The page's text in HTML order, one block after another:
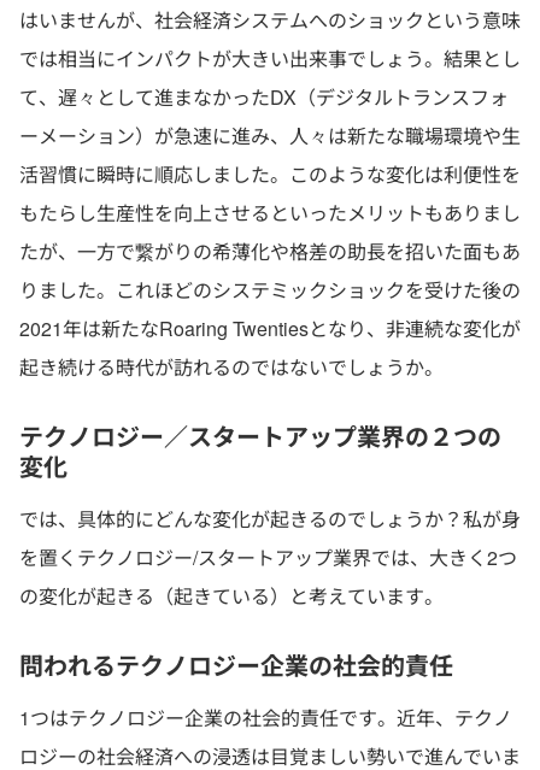
はいませんが、社会経済システムへのショックという意味
では相当にインパクトが大きい出来事でしょう。結果とし
て、遅々として進まなかったDX（デジタルトランスフォ
ーメーション）が急速に進み、人々は新たな職場環境や生
活習慣に瞬時に順応しました。このような変化は利便性を
もたらし生産性を向上させるといったメリットもありまし
たが、一方で繋がりの希薄化や格差の助長を招いた面もあ
りました。これほどのシステミックショックを受けた後の
2021年は新たなRoaring Twentiesとなり、非連続な変化が
起き続ける時代が訪れるのではないでしょうか。
テクノロジー／スタートアップ業界の２つの
変化
では、具体的にどんな変化が起きるのでしょうか？私が身
を置くテクノロジー/スタートアップ業界では、大きく2つ
の変化が起きる（起きている）と考えています。
問われるテクノロジー企業の社会的責任
1つはテクノロジー企業の社会的責任です。近年、テクノ
ロジーの社会経済への浸透は目覚ましい勢いで進んでいま